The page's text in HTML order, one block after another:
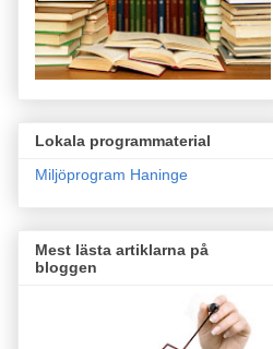
Lokala programmaterial
Miljöprogram Haninge
Mest lästa artiklarna på
bloggen